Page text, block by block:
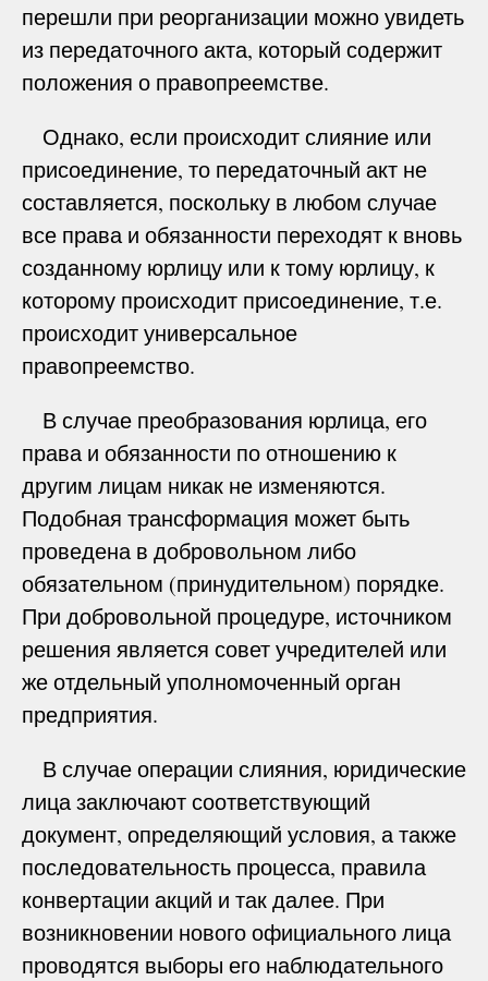
перешли при реорганизации можно увидеть
из передаточного акта, который содержит
положения о правопреемстве.
Однако, если происходит слияние или
присоединение, то передаточный акт не
составляется, поскольку в любом случае
все права и обязанности переходят к вновь
созданному юрлицу или к тому юрлицу, к
которому происходит присоединение, т.е.
происходит универсальное
правопреемство.
В случае преобразования юрлица, его
права и обязанности по отношению к
другим лицам никак не изменяются.
Подобная трансформация может быть
проведена в добровольном либо
обязательном (принудительном) порядке.
При добровольной процедуре, источником
решения является совет учредителей или
же отдельный уполномоченный орган
предприятия.
В случае операции слияния, юридические
лица заключают соответствующий
документ, определяющий условия, а также
последовательность процесса, правила
конвертации акций и так далее. При
возникновении нового официального лица
проводятся выборы его наблюдательного